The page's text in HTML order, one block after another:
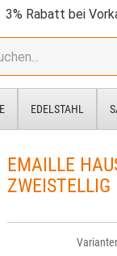
3% Rabatt bei
EDELSTAHL
EMAILLE
ZWEISTELLIG